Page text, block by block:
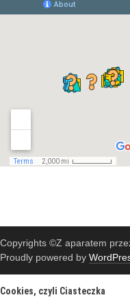
Copyrights ©Z aparatem
Proudly powered by
Cookies, czyli Ciasteczka